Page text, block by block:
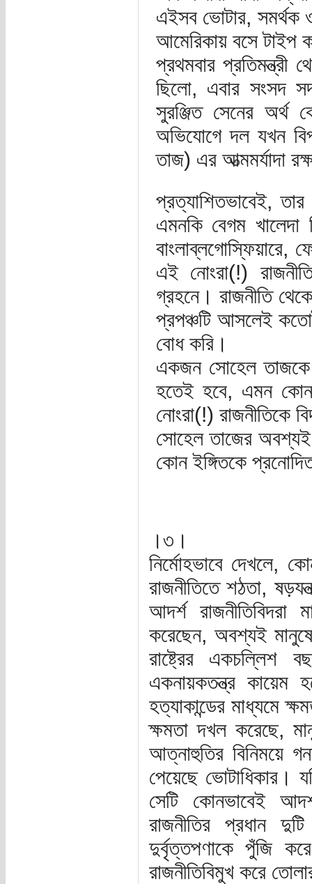
এইসব ভোটার, সমর্থক ও
আমেরিকায় বসে টাইপ
প্রথমবার প্রতিমন্ত্রী
ছিলো, এবার সংসদ
সুরঞ্জিত সেনের অর্থ
অভিযোগে দল যখন
তাজ) এর আত্মমর্যাদা
প্রত্যাশিতভাবেই, তার
এমনকি বেগম
বাংলাব্লগোস্ফিয়ারে,
এই নোংরা(!)
গ্রহনে। রাজনীতি
প্রপঞ্চটি আসলেই
বোধ করি।
একজন সোহেল তাজকে
হতেই হবে, এমন
নোংরা(!) রাজনীতিকে
সোহেল তাজের
কোন ইঙ্গিতকে
।৩।
নির্মোহভাবে দেখলে,
রাজনীতিতে শঠতা,
আদর্শ
করেছেন, অবশ্যই
রাষ্ট্রের একচল্লিশ
একনায়কতন্ত্র কায়েম
হত্যাকান্ডের মাধ্যমে
ক্ষমতা দখল করেছে,
আত্নাহুতির বিনিময়ে
পেয়েছে ভোটাধিকার।
সেটি কোনভাবেই
রাজনীতির প্রধান
দুর্বৃত্তপণাকে পুঁজি
রাজনীতিবিমুখ করে